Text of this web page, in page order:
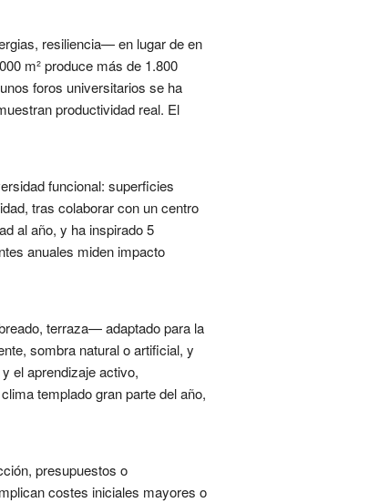
resiliencia— en lugar de en
m² produce más de 1.800
foros universitarios se ha
productividad real. El
funcional: superficies
tras colaborar con un centro
al año, y ha inspirado 5
anuales miden impacto
terraza— adaptado para la
sombra natural o artificial, y
el aprendizaje activo,
templado gran parte del año,
presupuestos o
costes iniciales mayores o